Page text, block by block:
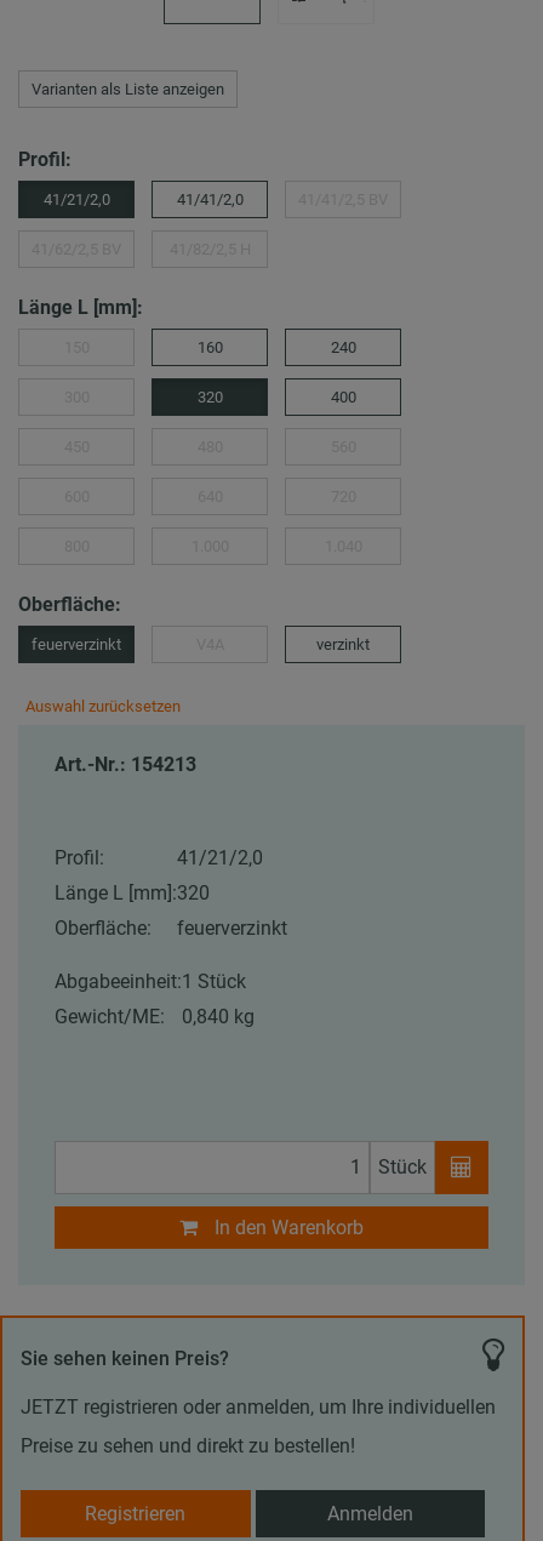
Varianten als Liste anzeigen
Profil:
41/21/2,0 41/41/2,0
Länge L [mm]:
160 240
320 400
Oberfläche:
feuerverzinkt verzinkt
Auswahl zurücksetzen
Art.-Nr.: 154213
Profil:
41/21/2,0
Länge L [mm]:320
Oberfläche:
feuerverzinkt
Abgabeeinheit:1 Stück
Gewicht/ME:
0,840 kg
Stück
In den Warenkorb
Sie sehen keinen Preis?
JETZT registrieren oder anmelden, um Ihre individuellen
Preise zu sehen und direkt zu bestellen!
Registrieren Anmelden